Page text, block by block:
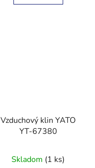
Vzduchový klin YATO
YT-67380
Skladom (1 ks)